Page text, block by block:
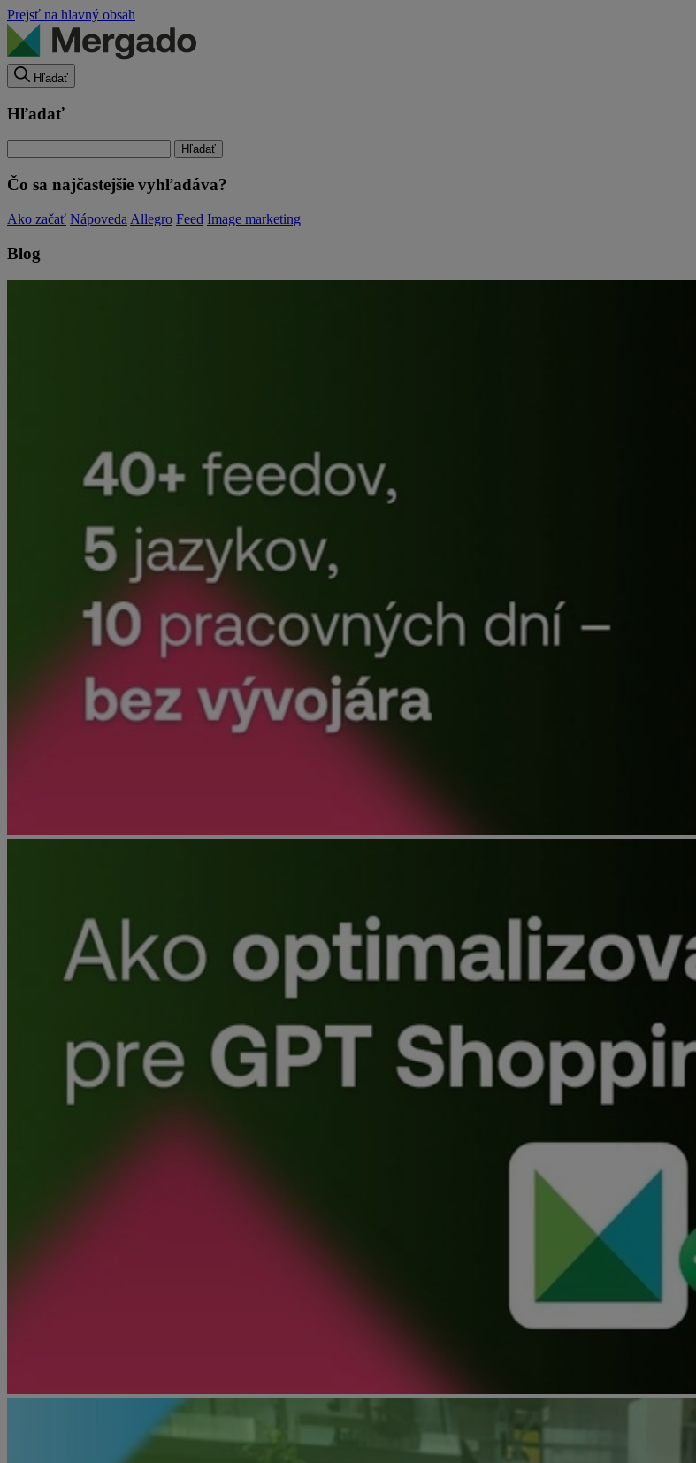
Prejsť na hlavný obsah
Hľadať
Hľadať
Čo sa najčastejšie vyhľadáva?
Ako začať Nápoveda Allegro Feed Image marketing
Blog